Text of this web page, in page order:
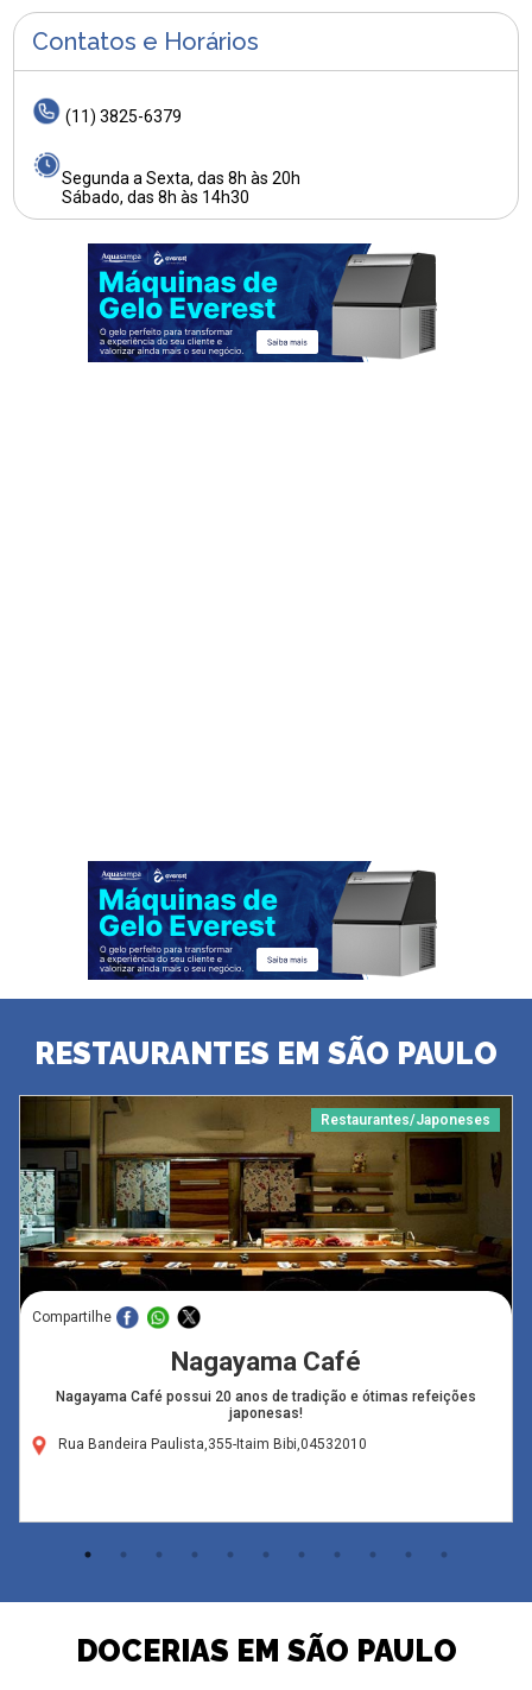
Contatos e Horários
(11) 3825-6379
Segunda a Sexta, das 8h às 20h
Sábado, das 8h às 14h30
RESTAURANTES EM SÃO PAULO
Restaurantes/Japoneses
Compartilhe
Nagayama Café
Nagayama Café possui 20 anos de tradição e ótimas refeições
japonesas!
Rua Bandeira Paulista,355-Itaim Bibi,04532010
DOCERIAS EM SÃO PAULO